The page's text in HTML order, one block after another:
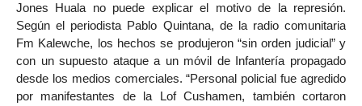
Jones Huala no puede explicar el motivo de la represión.
Según el periodista Pablo Quintana, de la radio comunitaria
Fm Kalewche, los hechos se produjeron “sin orden judicial” y
con un supuesto ataque a un móvil de Infantería propagado
desde los medios comerciales. “Personal policial fue agredido
por manifestantes de la Lof Cushamen, también cortaron